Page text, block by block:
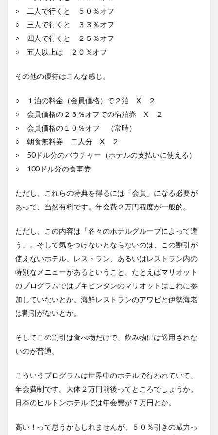
○ 二人で行くと ５０％オフ
○ 三人で行くと ３３％オフ
○ 四人で行くと ２５％オフ
○ 五人以上は ２０％オフ
その他の優待はこんな感じ。
○ １泊の料金（会員価格）で２泊 X ２
○ 会員価格の２５％オフでの宿泊券 X ２
○ 会員価格の１０％オフ （常時）
○ 朝食無料券 二人分 X ２
○ 50ドル分のバウチャー（ホテルの支払いに使える）
○ 100ドル分の食事券
ただし、これらの特典を得るには「会員」になる必要が
あって、当然有料です。年会費２万円程度が一般的。
ただし、この内容は「各々のホテルグループによって違
う」。そして気をつけないとならないのは、この割引が
使えないホテル、レストラン、あるいはレストラン内の
特別なメニューがあるということ。たとえばマリオット
のプログラムではブキビンタンのマリオットはこれに参
加していないとか。海鮮レストランのアワビと伊勢海老
は割引がないとか。
そしてこの割引は食べ物だけで、飲み物には適用されな
いのが普通。
こういうプログラムは世界中のホテルで行われていて、
年会費制です。大体２万円前後ってところでしょうか。
日本のヒルトンホテルでは年会費が７万円とか。
高い！って思うかもしれませんが、５０％引きの威力っ